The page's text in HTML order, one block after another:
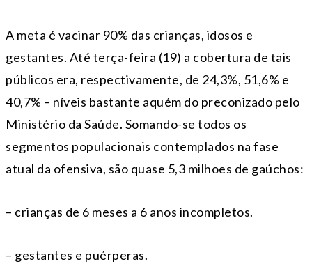
A meta é vacinar 90% das crianças, idosos e
gestantes. Até terça-feira (19) a cobertura de tais
públicos era, respectivamente, de 24,3%, 51,6% e
40,7% – níveis bastante aquém do preconizado pelo
Ministério da Saúde. Somando-se todos os
segmentos populacionais contemplados na fase
atual da ofensiva, são quase 5,3 milhoes de gaúchos:
– crianças de 6 meses a 6 anos incompletos.
– gestantes e puérperas.